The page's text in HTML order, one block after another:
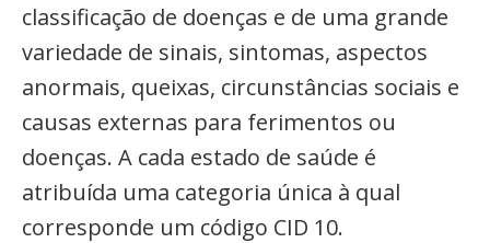
classificação de doenças e de uma grande
variedade de sinais, sintomas, aspectos
anormais, queixas, circunstâncias sociais e
causas externas para ferimentos ou
doenças. A cada estado de saúde é
atribuída uma categoria única à qual
corresponde um código CID 10.